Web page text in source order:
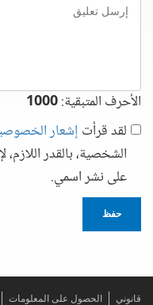
تعليق
الأحرف المتبقية:1000
لقد قرأت إشعار
الشخصية، بالقدر اللازم،
على نشر اسمي.
حفظ
قانوني الحصول على المعلومات